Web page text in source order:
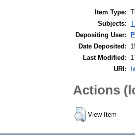
Item Type:
Subjects:
Depositing User:
Date Deposited:
Last Modified:
URI:
Actions
View Item